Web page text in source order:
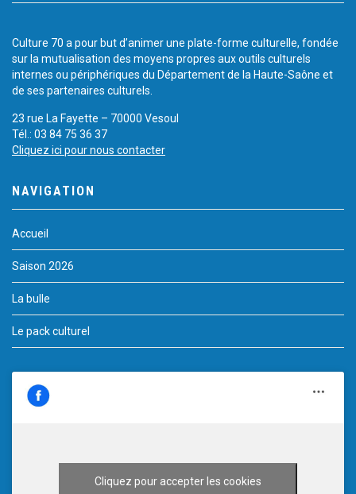
Culture 70 a pour but d’animer une plate-forme culturelle, fondée
sur la mutualisation des moyens propres aux outils culturels
internes ou périphériques du Département de la Haute-Saône et
de ses partenaires culturels.
23 rue La Fayette – 70000 Vesoul
Tél.: 03 84 75 36 37
Cliquez ici pour nous contacter
NAVIGATION
Accueil
Saison 2026
La bulle
Le pack culturel
Cliquez pour accepter les cookies